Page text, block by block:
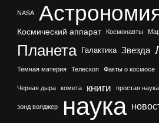
NASA
Космический аппарат
Космонавты
Планета Галактика Звезда
Темная материя Телескоп Факты о космосе
Черная дыра комета книги простая наука
зонд вояджер наука